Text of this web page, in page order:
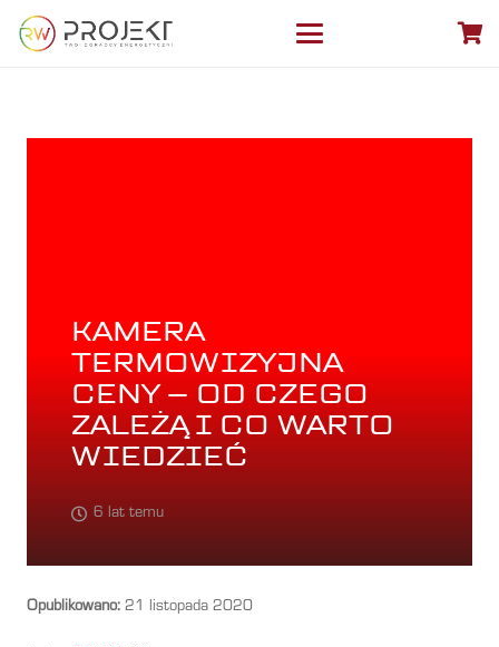
KAMERA
TERMOWIZYJNA
CENY – OD CZEGO
ZALEŻĄ I CO WARTO
WIEDZIEĆ
6 lat temu
Opublikowano: 21 listopada 2020